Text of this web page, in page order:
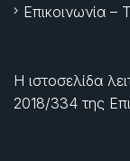
Επικοινωνία –
Η ιστοσελίδα
2018/334 της